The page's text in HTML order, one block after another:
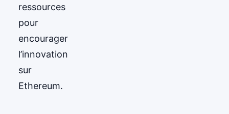
ressources
pour
encourager
l’innovation
sur
Ethereum.